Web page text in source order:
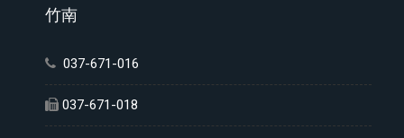
竹南
037-671-016
037-671-018